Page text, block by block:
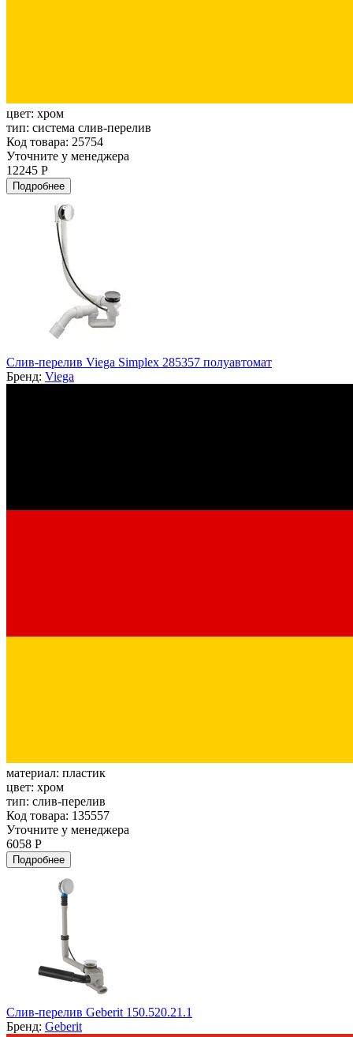
цвет: хром
тип: система слив-перелив
Код товара: 25754
Уточните у менеджера
12245 Р
Подробнее
Слив-перелив Viega Simplex 285357 полуавтомат
Бренд: Viega
материал: пластик
цвет: хром
тип: слив-перелив
Код товара: 135557
Уточните у менеджера
6058 Р
Подробнее
Слив-перелив Geberit 150.520.21.1
Бренд: Geberit